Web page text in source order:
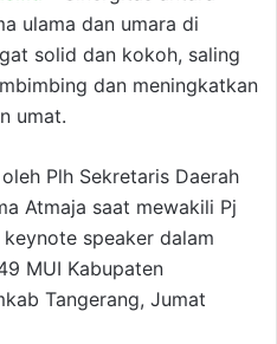
ulama dan umara di
solid dan kokoh, saling
dan meningkatkan
umat.
Plh Sekretaris Daerah
Atmaja saat mewakili Pj
speaker dalam
MUI Kabupaten
Tangerang, Jumat